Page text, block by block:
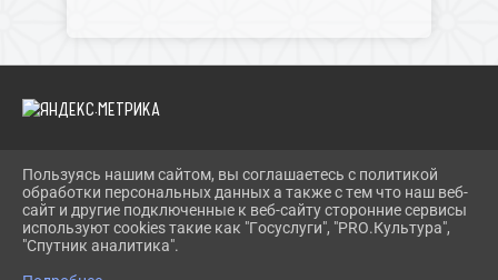
2026 Г. ДКМЕЛИОРАТОР.РФ
ВХОД
КАРТА САЙТА
ПОЛИТИКА ОБРАБОТКИ ПЕРСОНАЛЬНЫХ ДАННЫХ
Пользуясь нашим сайтом, вы соглашаетесь с политикой
обработки персональных данных а также с тем что наш веб-
сайт и другие подключенные к веб-сайту сторонние сервисы
используют cookies такие как "Госуслуги", "PRO.Культура",
"Спутник аналитика".